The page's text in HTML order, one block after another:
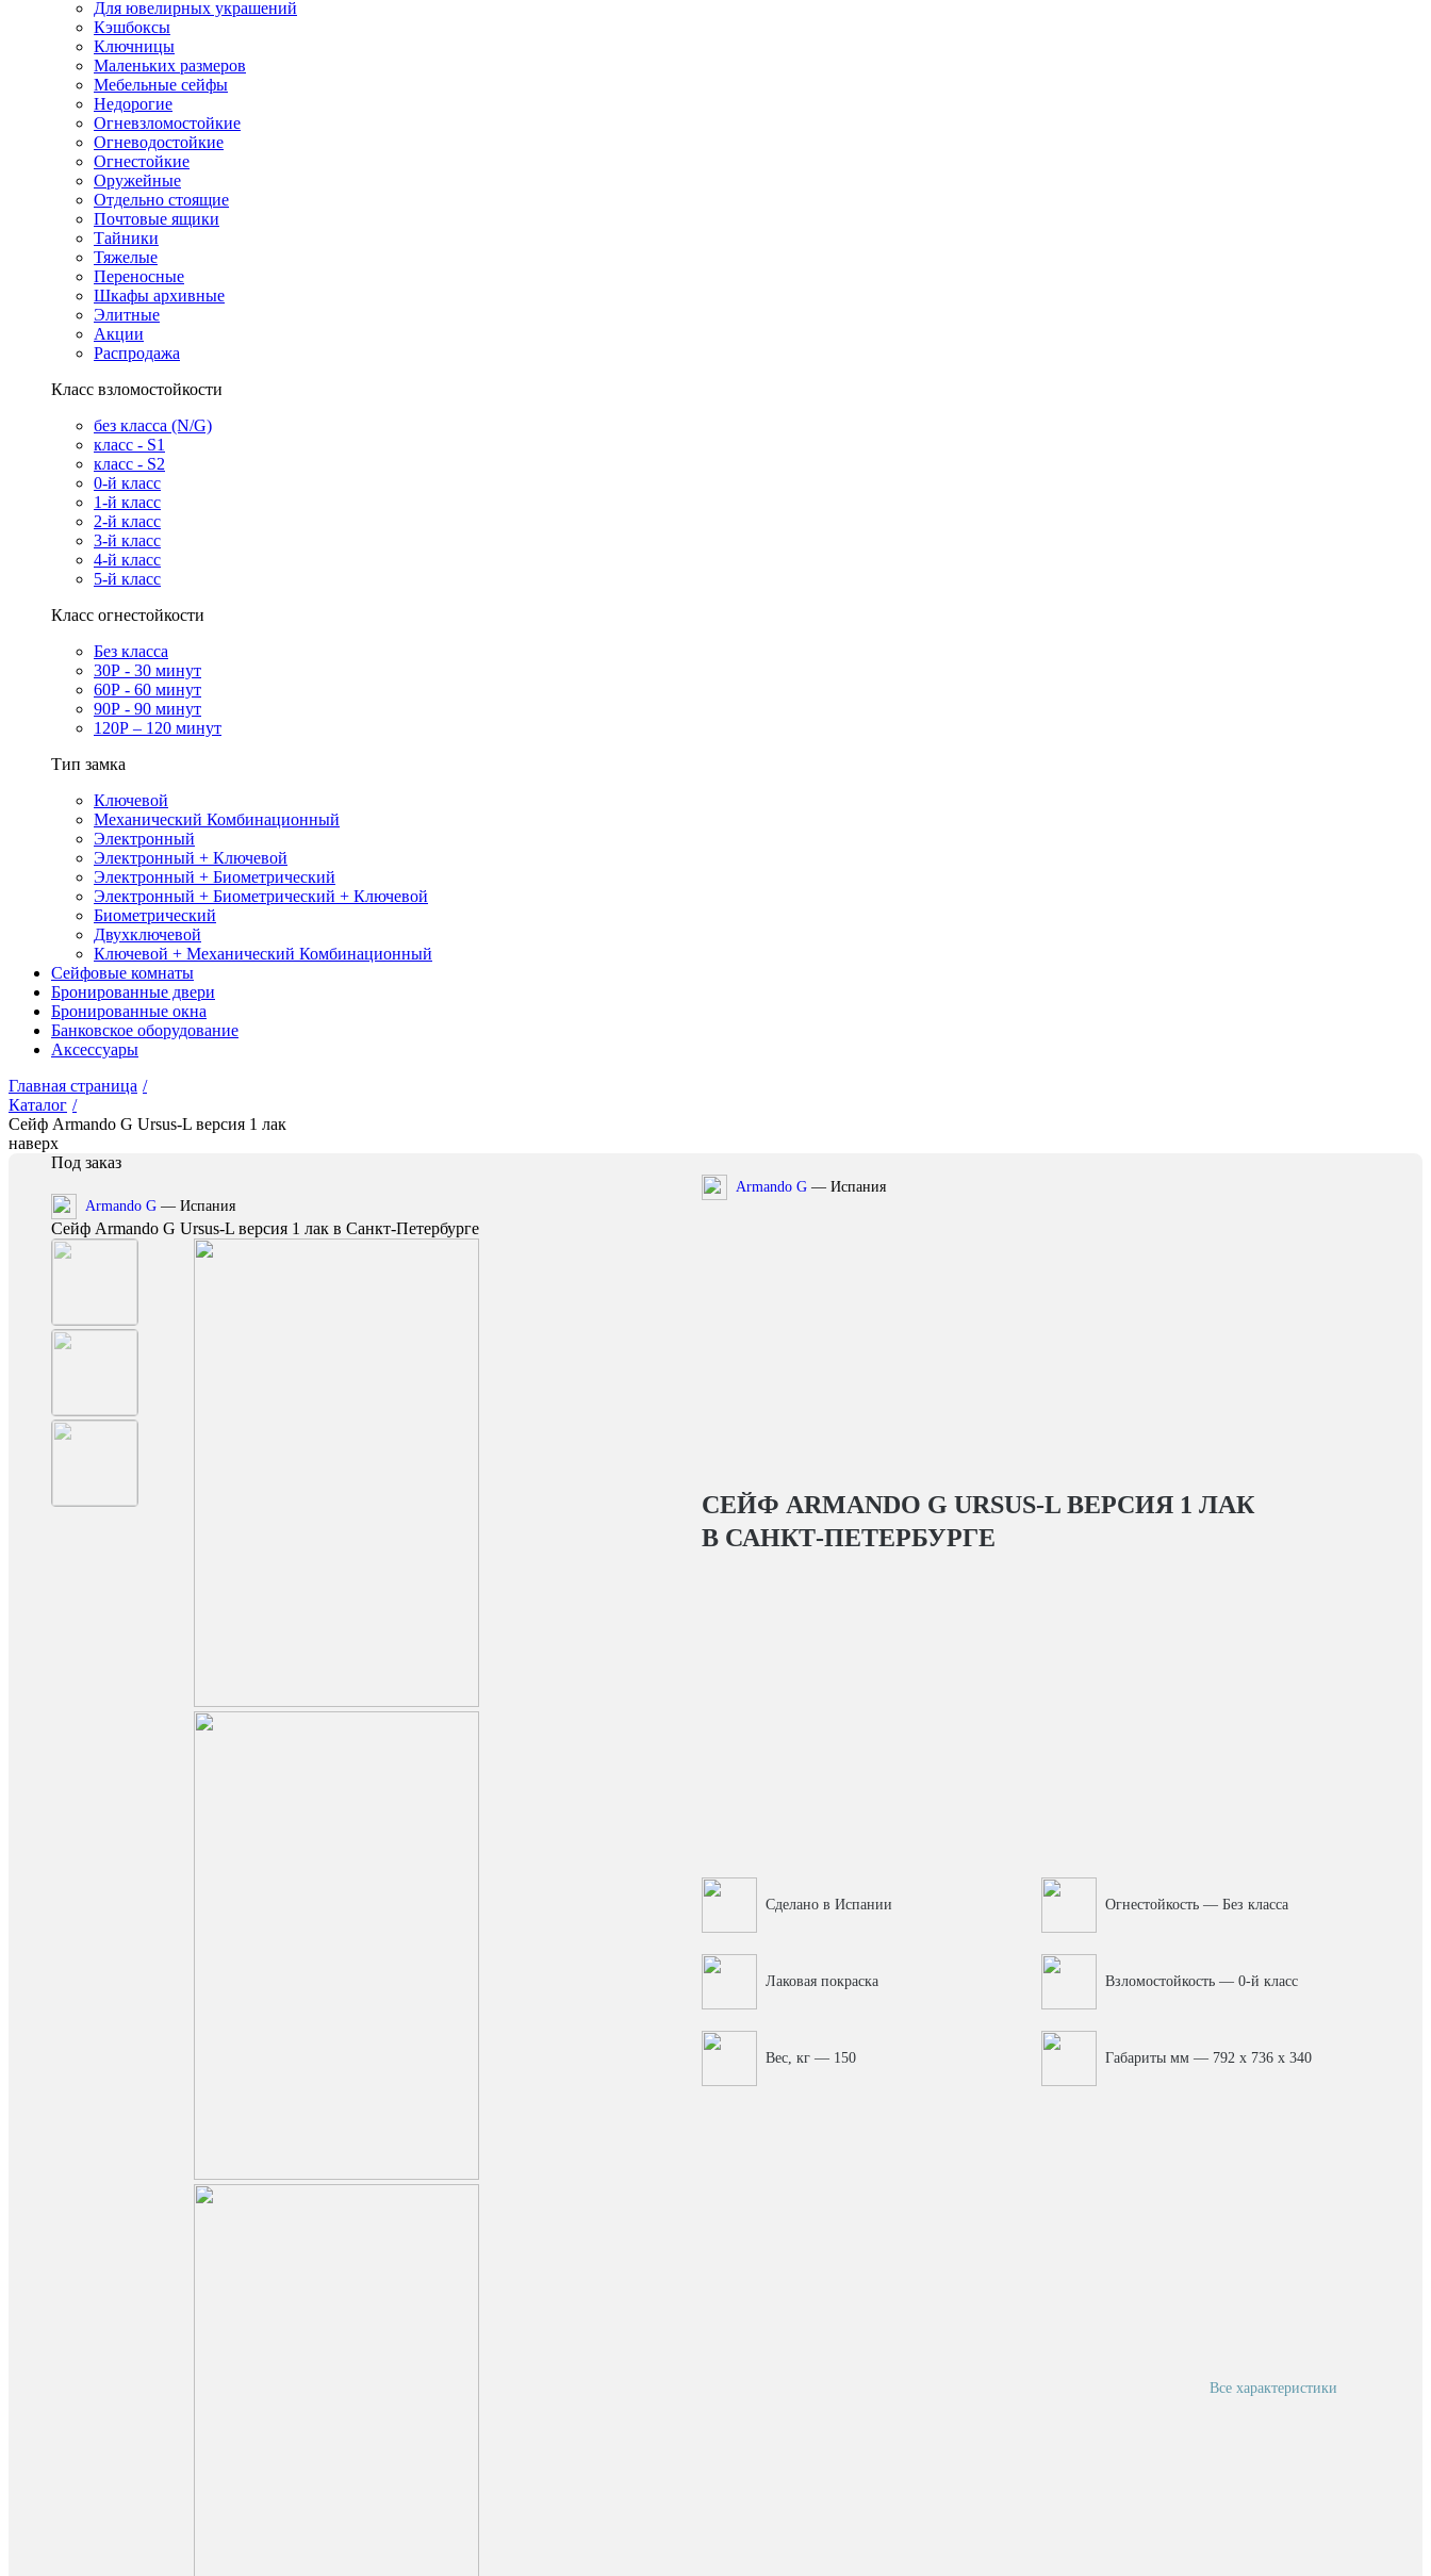
Для ювелирных украшений
Кэшбоксы
Ключницы
Маленьких размеров
Мебельные сейфы
Недорогие
Огневзломостойкие
Огневодостойкие
Огнестойкие
Оружейные
Отдельно стоящие
Почтовые ящики
Тайники
Тяжелые
Переносные
Шкафы архивные
Элитные
Акции
Распродажа
Класс взломостойкости
без класса (N/G)
класс - S1
класс - S2
0-й класс
1-й класс
2-й класс
3-й класс
4-й класс
5-й класс
Класс огнестойкости
Без класса
30Р - 30 минут
60Р - 60 минут
90Р - 90 минут
120Р – 120 минут
Тип замка
Ключевой
Механический Комбинационный
Электронный
Электронный + Ключевой
Электронный + Биометрический
Электронный + Биометрический + Ключевой
Биометрический
Двухключевой
Ключевой + Механический Комбинационный
Сейфовые комнаты
Бронированные двери
Бронированные окна
Банковское оборудование
Аксессуары
Главная страница /
Каталог /
Сейф Armando G Ursus-L версия 1 лак
наверх
Под заказ
Armando G — Испания
Сейф Armando G Ursus-L версия 1 лак в Санкт-Петербурге
Armando G — Испания
СЕЙФ ARMANDO G URSUS-L ВЕРСИЯ 1 ЛАК
В САНКТ-ПЕТЕРБУРГЕ
Сделано в Испании Огнестойкость — Без класса
Лаковая покраска Взломостойкость — 0-й класс
Вес, кг — 150 Габариты мм — 792 x 736 x 340
Все характеристики